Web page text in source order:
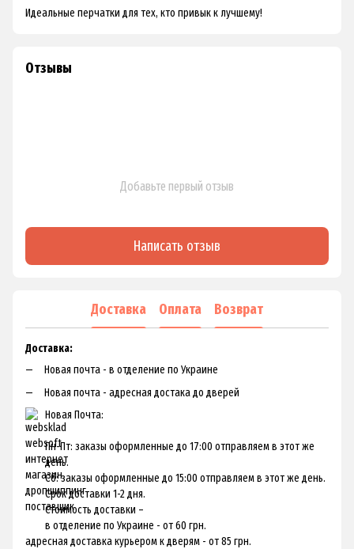
Идеальные перчатки для тех, кто привык к лучшему!
Отзывы
Добавьте первый отзыв
Написать отзыв
Доставка Оплата Возврат
Доставка:
Новая почта - в отделение по Украине
Новая почта - адресная достака до дверей
Новая Почта:
Пн-Пт: заказы оформленные до 17:00 отправляем в этот же
день.
Сб: заказы оформленные до 15:00 отправляем в этот же день.
Срок доставки 1-2 дня.
Стоимость доставки –
в отделение по Украине - от 60 грн.
адресная доставка курьером к дверям - от 85 грн.